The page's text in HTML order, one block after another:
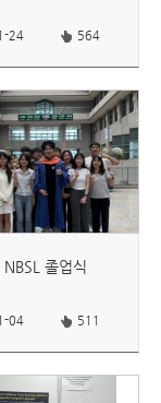
24 564
졸업식
04 511